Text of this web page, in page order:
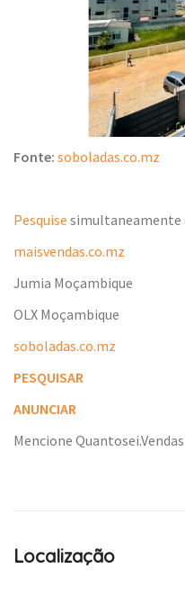
Fonte: soboladas.co.mz
Pesquise simultaneamente
maisvendas.co.mz
Jumia Moçambique
OLX Moçambique
soboladas.co.mz
PESQUISAR
ANUNCIAR
Mencione
Localização